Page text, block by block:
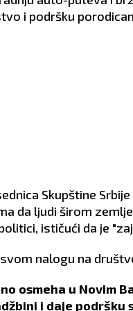
i podršku
Skupštine
da ljudi širom
ističući da je
nalogu na
osmeha u Novim
i daje podršku